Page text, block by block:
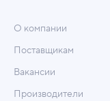
О компании
Поставщикам
Вакансии
Производители